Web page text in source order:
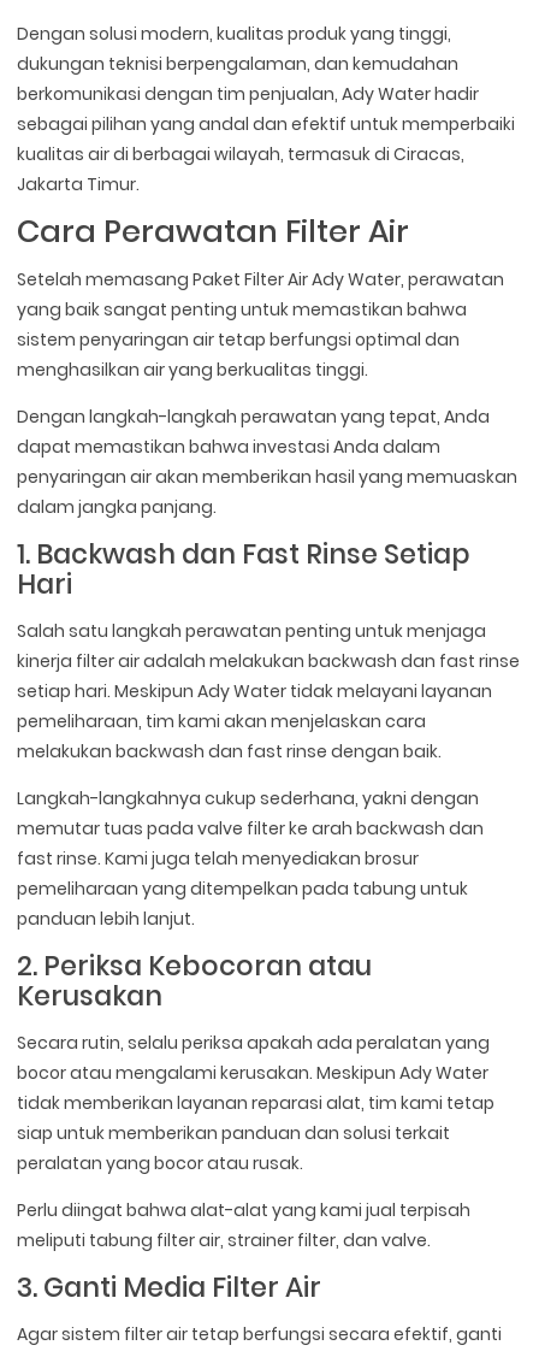
Dengan solusi modern, kualitas produk yang tinggi,
dukungan teknisi berpengalaman, dan kemudahan
berkomunikasi dengan tim penjualan, Ady Water hadir
sebagai pilihan yang andal dan efektif untuk memperbaiki
kualitas air di berbagai wilayah, termasuk di Ciracas,
Jakarta Timur.
Cara Perawatan Filter Air
Setelah memasang Paket Filter Air Ady Water, perawatan
yang baik sangat penting untuk memastikan bahwa
sistem penyaringan air tetap berfungsi optimal dan
menghasilkan air yang berkualitas tinggi.
Dengan langkah-langkah perawatan yang tepat, Anda
dapat memastikan bahwa investasi Anda dalam
penyaringan air akan memberikan hasil yang memuaskan
dalam jangka panjang.
1. Backwash dan Fast Rinse Setiap
Hari
Salah satu langkah perawatan penting untuk menjaga
kinerja filter air adalah melakukan backwash dan fast rinse
setiap hari. Meskipun Ady Water tidak melayani layanan
pemeliharaan, tim kami akan menjelaskan cara
melakukan backwash dan fast rinse dengan baik.
Langkah-langkahnya cukup sederhana, yakni dengan
memutar tuas pada valve filter ke arah backwash dan
fast rinse. Kami juga telah menyediakan brosur
pemeliharaan yang ditempelkan pada tabung untuk
panduan lebih lanjut.
2. Periksa Kebocoran atau
Kerusakan
Secara rutin, selalu periksa apakah ada peralatan yang
bocor atau mengalami kerusakan. Meskipun Ady Water
tidak memberikan layanan reparasi alat, tim kami tetap
siap untuk memberikan panduan dan solusi terkait
peralatan yang bocor atau rusak.
Perlu diingat bahwa alat-alat yang kami jual terpisah
meliputi tabung filter air, strainer filter, dan valve.
3. Ganti Media Filter Air
Agar sistem filter air tetap berfungsi secara efektif, ganti